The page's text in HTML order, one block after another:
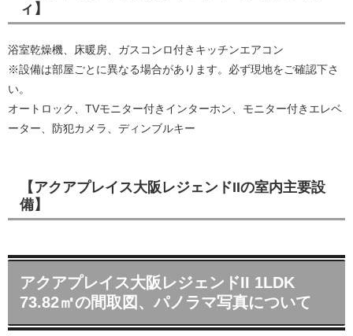
ィ】
浴室乾燥機、床暖房、ガスコンロ付きキッチンエアコン
※設備は部屋ごとに異なる場合があります。必ず現地をご確認下さ
い。
オートロック、TVモニター付きインターホン、モニター付きエレベ
ーター、防犯カメラ、ディンブルキー
【アクアプレイス大阪レジェンドIIの室内主要設
備】
アクアプレイス大阪レジェンドII 1LDK
73.82㎡の間取図、パノラマ写真について